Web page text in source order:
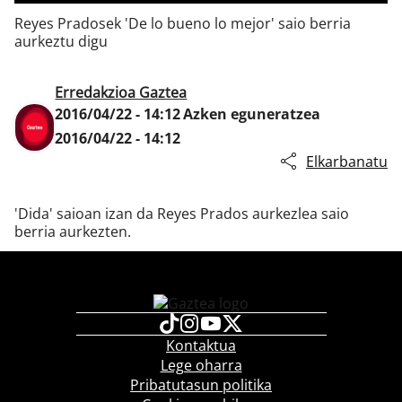
Reyes Pradosek 'De lo bueno lo mejor' saio berria
aurkeztu digu
Erredakzioa Gaztea
2016/04/22 - 14:12Azken eguneratzea
2016/04/22 - 14:12
Elkarbanatu
'Dida' saioan izan da Reyes Prados aurkezlea saio
berria aurkezten.
Kontaktua
Lege oharra
Pribatutasun politika